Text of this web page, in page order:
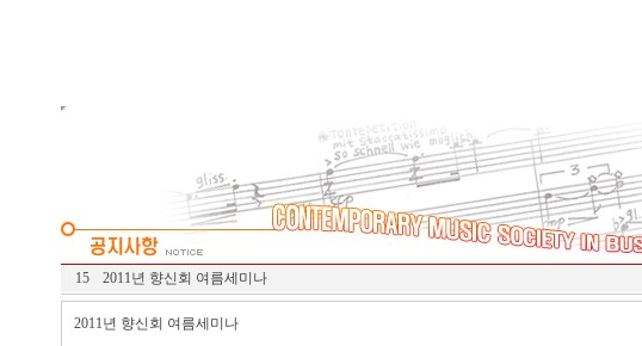
15 2011년 향신회 여름세미나
2011년 향신회 여름세미나